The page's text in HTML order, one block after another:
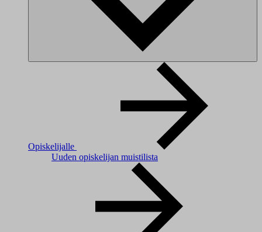
Opiskelijalle
Uuden opiskelijan muistilista